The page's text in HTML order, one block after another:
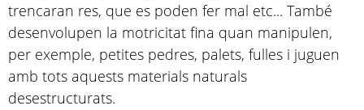
trencaran res, que es poden fer mal etc... També
desenvolupen la motricitat fina quan manipulen,
per exemple, petites pedres, palets, fulles i juguen
amb tots aquests materials naturals
desestructurats.